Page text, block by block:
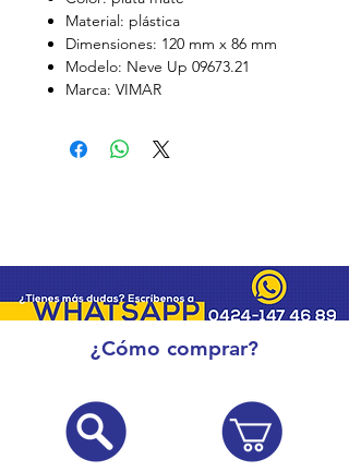
Material: plástica
Dimensiones: 120 mm x 86 mm
Modelo: Neve Up 09673.21
Marca: VIMAR
¿Cómo comprar?